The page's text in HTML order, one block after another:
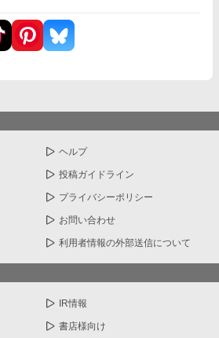
ヘルプ
投稿ガイドライン
プライバシーポリシー
お問い合わせ
利用者情報の外部送信について
IR情報
書店様向け